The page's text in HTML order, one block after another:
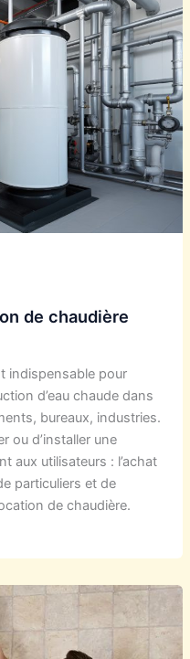
de chaudière
indispensable pour
d’eau chaude dans
bureaux, industries.
ou d’installer une
aux utilisateurs : l’achat
particuliers et de
de chaudière.